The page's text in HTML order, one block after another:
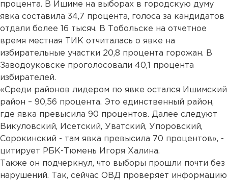
процента. В Ишиме на выборах в городскую думу
явка составила 34,7 процента, голоса за кандидатов
отдали более 16 тысяч. В Тобольске на отчетное
время местная ТИК отчиталась о явке на
избирательные участки 20,8 процента горожан. В
Заводоуковске проголосовали 40,1 процента
избирателей.
«Среди районов лидером по явке остался Ишимский
район – 90,56 процента. Это единственный район,
где явка превысила 90 процентов. Далее следуют
Викуловский, Исетский, Уватский, Упоровский,
Сорокинский - там явка превысила 70 процентов», -
цитирует РБК-Тюмень Игоря Халина.
Также он подчеркнул, что выборы прошли почти без
нарушений. Так, сейчас ОВД проверяет информацию